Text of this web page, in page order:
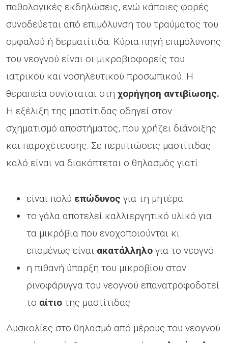
παθολογικές εκδηλώσεις, ενώ κάποιες φορές
συνοδεύεται από επιμόλυνση του τραύματος του
ομφαλού ή δερματίτιδα. Κύρια πηγή επιμόλυνσης
του νεογνού είναι οι μικροβιοφορείς του
ιατρικού και νοσηλευτικού προσωπικού. Η
θεραπεία συνίσταται στη χορήγηση αντιβίωσης.
Η εξέλιξη της μαστίτιδας οδηγεί στον
σχηματισμό αποστήματος, που χρήζει διάνοιξης
και παροχέτευσης. Σε περιπτώσεις μαστίτιδας
καλό είναι να διακόπτεται ο θηλασμός γιατί:
είναι πολύ επώδυνος για τη μητέρα
το γάλα αποτελεί καλλιεργητικό υλικό για
τα μικρόβια που ενοχοποιούνται κι
επομένως είναι ακατάλληλο για το νεογνό
η πιθανή ύπαρξη του μικροβίου στον
ρινοφάρυγγα του νεογνού επανατροφοδοτεί
το αίτιο της μαστίτιδας
Δυσκολίες στο θηλασμό από μέρους του νεογνού